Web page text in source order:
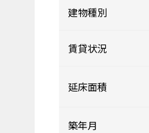
建物種別
賃貸状況
延床面積
築年月